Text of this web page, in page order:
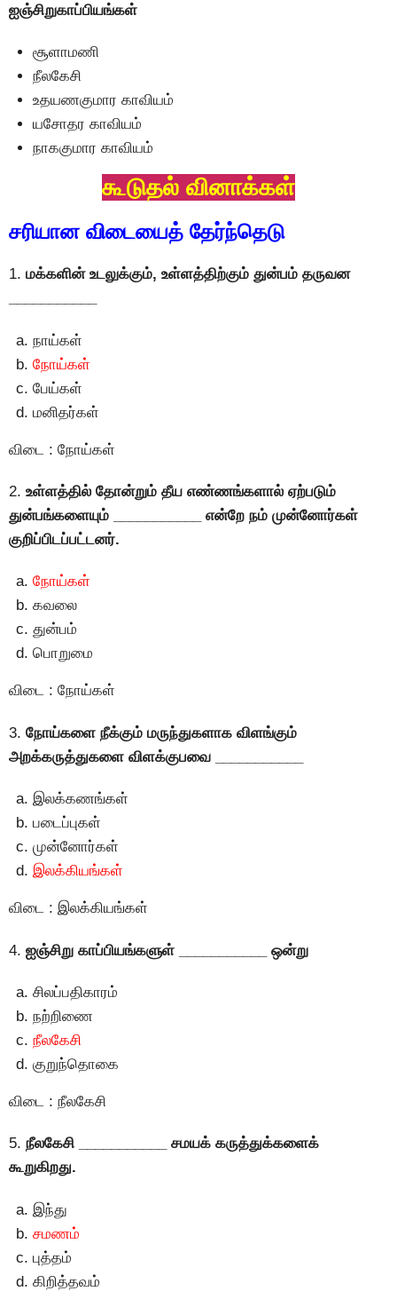
ஐஞ்சிறுகாப்பியங்கள்
சூளாமணி
நீலகேசி
உதயணகுமார காவியம்
யசோதர காவியம்
நாககுமார காவியம்
கூடுதல் வினாக்கள்
சரியான விடையைத் தேர்ந்தெடு
1. மக்களின் உடலுக்கும், உள்ளத்திற்கும் துன்பம் தருவன
நாய்கள்
நோய்கள்
பேய்கள்
மனிதர்கள்
விடை : நோய்கள்
2. உள்ளத்தில் தோன்றும் தீய எண்ணங்களால் ஏற்படும்
துன்பங்களையும் ___________ என்றே நம் முன்னோர்கள்
குறிப்பிடப்பட்டனர்.
நோய்கள்
கவலை
துன்பம்
பொறுமை
விடை : நோய்கள்
3. நோய்களை நீக்கும் மருந்துகளாக விளங்கும்
அறக்கருத்துகளை விளக்குபவை ___________
இலக்கணங்கள்
படைப்புகள்
முன்னோர்கள்
இலக்கியங்கள்
விடை : இலக்கியங்கள்
4. ஐஞ்சிறு காப்பியங்களுள் ___________ ஒன்று
சிலப்பதிகாரம்
நற்றிணை
நீலகேசி
குறுந்தொகை
விடை : நீலகேசி
5. நீலகேசி ___________ சமயக் கருத்துக்களைக்
கூறுகிறது.
இந்து
சமணம்
புத்தம்
கிறித்தவம்